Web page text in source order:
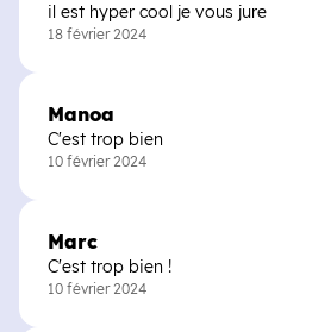
il est hyper cool je vous jure
18 février 2024
Manoa
C'est trop bien
10 février 2024
Marc
C'est trop bien !
10 février 2024